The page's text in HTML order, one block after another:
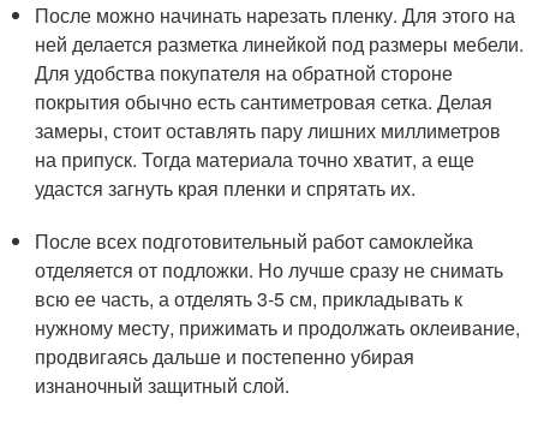
После можно начинать нарезать пленку. Для этого на
ней делается разметка линейкой под размеры мебели.
Для удобства покупателя на обратной стороне
покрытия обычно есть сантиметровая сетка. Делая
замеры, стоит оставлять пару лишних миллиметров
на припуск. Тогда материала точно хватит, а еще
удастся загнуть края пленки и спрятать их.
После всех подготовительный работ самоклейка
отделяется от подложки. Но лучше сразу не снимать
всю ее часть, а отделять 3-5 см, прикладывать к
нужному месту, прижимать и продолжать оклеивание,
продвигаясь дальше и постепенно убирая
изнаночный защитный слой.